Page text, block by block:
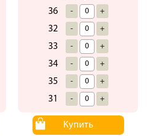
36 - +
32 - +
33 - +
34 - +
35 - +
31 - +
Купить